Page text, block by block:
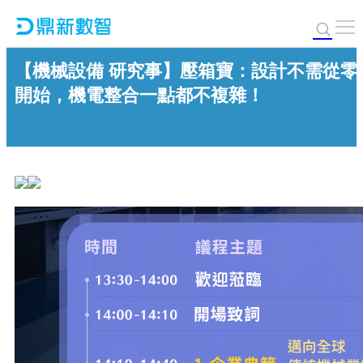
【機械設備 研究事】壓箱寶：設計不需從零
開始，機電整合一點都不複雜！